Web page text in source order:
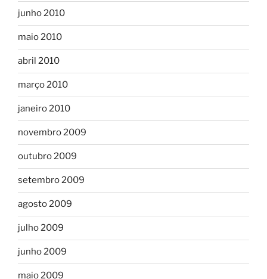
junho 2010
maio 2010
abril 2010
março 2010
janeiro 2010
novembro 2009
outubro 2009
setembro 2009
agosto 2009
julho 2009
junho 2009
maio 2009